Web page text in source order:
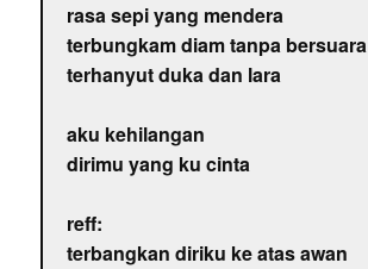
rasa sepi yang mendera
terbungkam diam tanpa bersuara
terhanyut duka dan lara
aku kehilangan
dirimu yang ku cinta
reff:
terbangkan diriku ke atas awan